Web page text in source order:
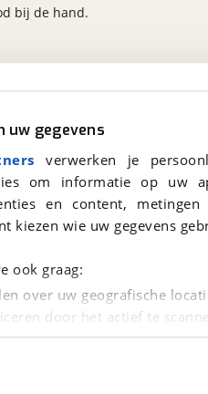
uw gegevens
verwerken je
om informatie op
en content,
kiezen wie uw gegevens
ook graag:
over uw geografische
door het actief te
gegevens worden
bij de hand.
Privacyverklaring